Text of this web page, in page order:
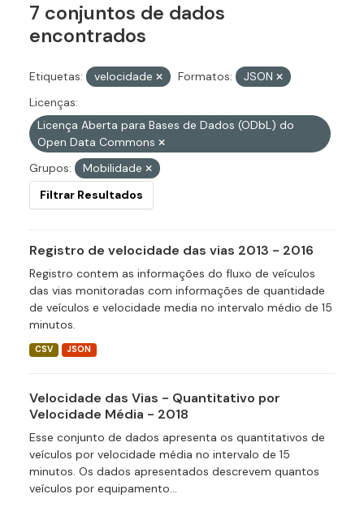
7 conjuntos de dados
encontrados
Etiquetas: velocidade Formatos:
JSON
Licenças:
Licença Aberta para Bases de Dados (ODbL) do
Open Data Commons
Grupos:
Mobilidade
Filtrar Resultados
Registro de velocidade das vias 2013 - 2016
Registro contem as informações do fluxo de veículos
das vias monitoradas com informações de quantidade
de veículos e velocidade media no intervalo médio de 15
minutos.
CSV JSON
Velocidade das Vias - Quantitativo por
Velocidade Média - 2018
Esse conjunto de dados apresenta os quantitativos de
veículos por velocidade média no intervalo de 15
minutos. Os dados apresentados descrevem quantos
veículos por equipamento...